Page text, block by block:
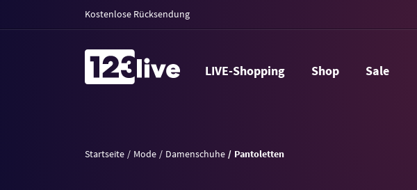
Kostenlose Rücksendung
LIVE-Shopping Shop Sale
Startseite Mode Damenschuhe Pantoletten